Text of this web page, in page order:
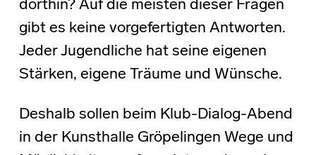
dorthin? Auf die meisten dieser Fragen
gibt es keine vorgefertigten Antworten.
Jeder Jugendliche hat seine eigenen
Stärken, eigene Träume und Wünsche.
Deshalb sollen beim Klub-Dialog-Abend
in der Kunsthalle Gröpelingen Wege und